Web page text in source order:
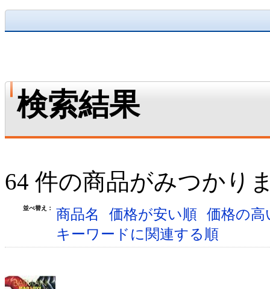
検索結果
64 件の商品がみつかり
並べ替え： 商品名 価格が安い順 価格の
キーワードに関連する順